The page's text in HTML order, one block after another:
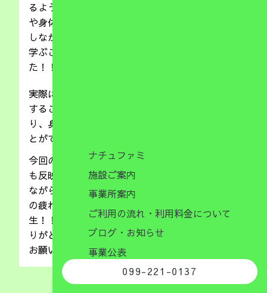
ナチュファミ
施設ご案内
事業所案内
ご利用の流れ・利用料金について
ブログ・お知らせ
事業公表
099-221-0137
るよう、身体の使い方や姿勢保持、ストレス発散
や身体の緊張を解しながら呼吸法など実際に体験
しながら身体に負担がかからない方法など色々と
学ぶことができ、とても貴重な時間となりまし
た！！
実際に体験することで、心身ともにリフレッシュ
することができ、実施後は、呼吸が楽になった
り、身体が軽くなったりと身体の違いに気づくこ
とができました(*^▽^*)
今回の研修で学んだことを、ナチュの子供たちに
も反映していきたいと思いました！！音楽を流し
ながら、身体を意識して動かすことができ、日頃
の疲れも吹っ飛んだように感じました。森田先
生！！今日はお忙しい中、ピラティスのご指導あ
りがとうございました！！今後ともどうぞ宜しく
お願いいたしますm(__)m